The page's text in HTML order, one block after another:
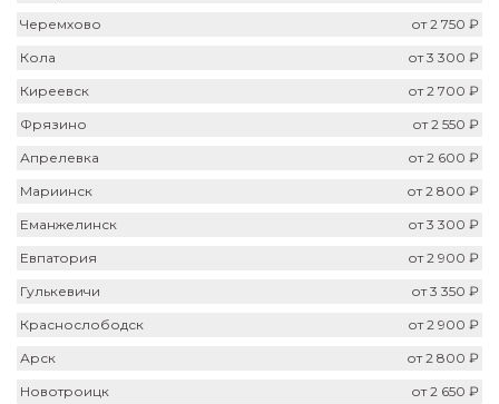
Черемхово
от 2 750 ₽
Кола
от 3 300 ₽
Киреевск
от 2 700 ₽
Фрязино
от 2 550 ₽
Апрелевка
от 2 600 ₽
Мариинск
от 2 800 ₽
Еманжелинск
от 3 300 ₽
Евпатория
от 2 900 ₽
Гулькевичи
от 3 350 ₽
Краснослободск
от 2 900 ₽
Арск
от 2 800 ₽
Новотроицк
от 2 650 ₽